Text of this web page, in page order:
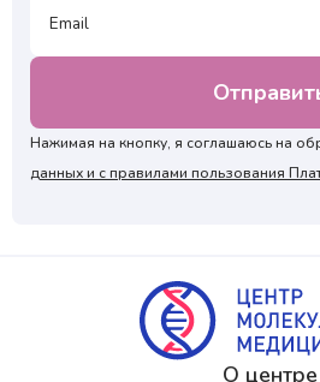
Нажимая на кнопку, я соглашаюсь на
данных и с правилами пользования
О центре